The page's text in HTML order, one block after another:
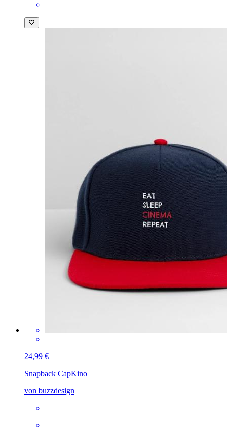
24,99 €
Snapback CapKino
von buzzdesign